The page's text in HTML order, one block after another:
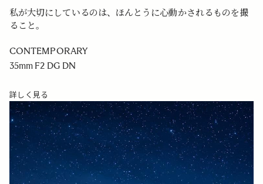
私が大切にしているのは、ほんとうに心動かされるものを撮
ること。
CONTEMPORARY
35mm F2 DG DN
詳しく見る